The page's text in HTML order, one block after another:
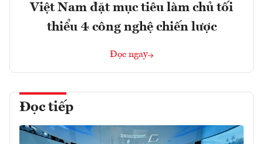
Việt Nam đặt mục tiêu làm chủ tối
thiểu 4 công nghệ chiến lược
Đọc ngay
Đọc tiếp